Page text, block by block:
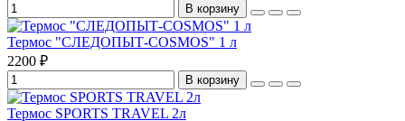
В корзину
Термос "СЛЕДОПЫТ-COSMOS" 1 л
2200 ₽
В корзину
Термос SPORTS TRAVEL 2л